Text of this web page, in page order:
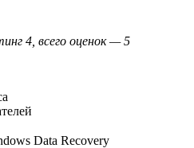
4, всего оценок — 5
Data Recovery